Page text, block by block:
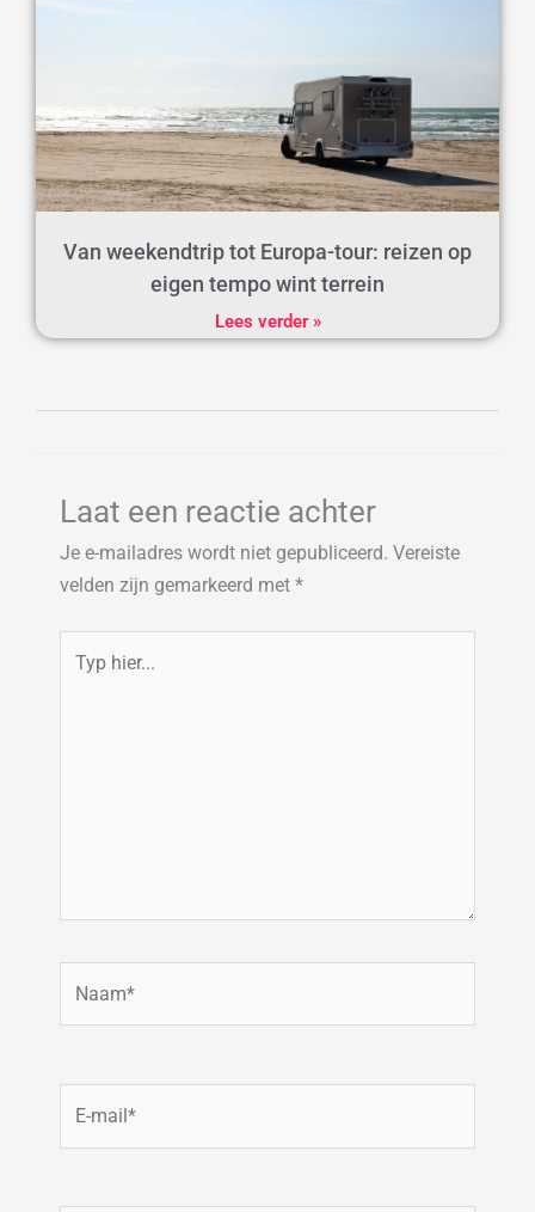
Van weekendtrip tot Europa-tour: reizen op
eigen tempo wint terrein
Lees verder »
Laat een reactie achter
Je e-mailadres wordt niet gepubliceerd. Vereiste
velden zijn gemarkeerd met *
hier...